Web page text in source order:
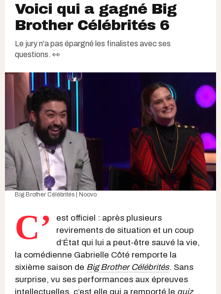
Voici qui a gagné Big
Brother Célébrités 6
Le jury n'a pas épargné les finalistes avec ses
questions. 👀
Big Brother Célébrités | Noovo
C’
est officiel : après plusieurs
revirements de situation et un coup
d’État qui lui a peut-être sauvé la vie,
la comédienne Gabrielle Côté remporte la
sixième saison de Big Brother Célébrités. Sans
surprise, vu ses performances aux épreuves
intellectuelles, c’est elle qui a remporté le quiz